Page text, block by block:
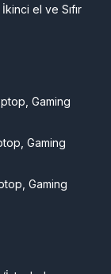
el ve Sıfır
Gaming
Gaming
Gaming